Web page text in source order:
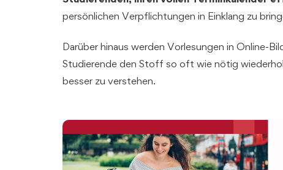
persönlichen Verpflichtungen in Einklang zu
Darüber hinaus werden Vorlesungen in Online-
Studierende den Stoff so oft wie nötig
besser zu verstehen.